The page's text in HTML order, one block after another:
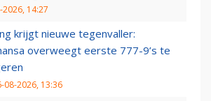
2026, 14:27
krijgt nieuwe tegenvaller:
overweegt eerste 777-9’s te
08-2026, 13:36